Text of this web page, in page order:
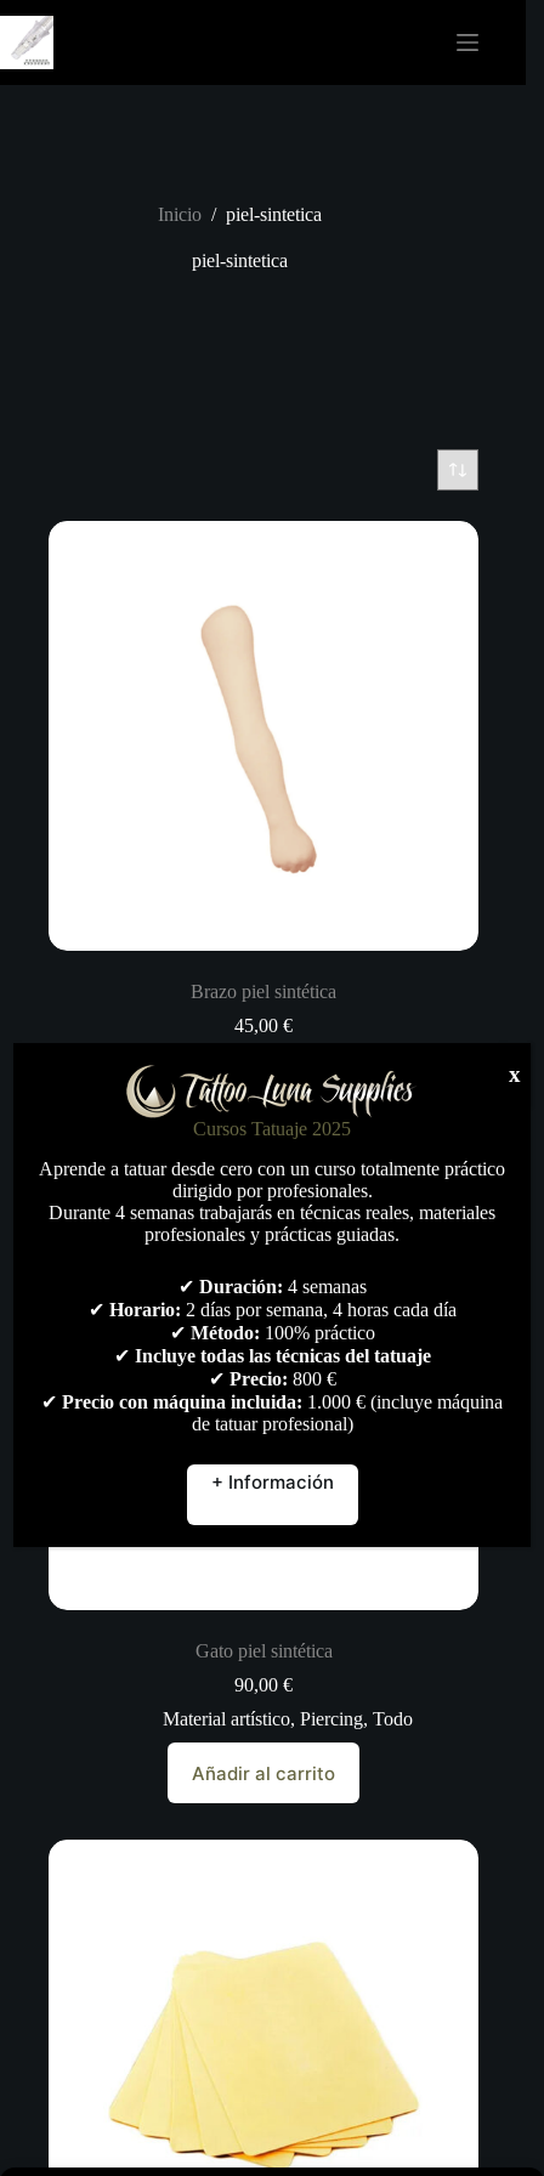
contenido
Inicio / piel-sintetica
piel-sintetica
Brazo piel sintética
45,00€
Añadir al carrito
Gato piel sintética
90,00€
Material artístico,Piercing,Todo
Añadir al carrito
Cursos Tatuaje 2025
Aprende a tatuar desde cero con un curso totalmente práctico
dirigido por profesionales.
Durante 4 semanas trabajarás en técnicas reales, materiales
profesionales y prácticas guiadas.
✔ Duración: 4 semanas
✔ Horario: 2 días por semana, 4 horas cada día
✔ Método: 100% práctico
✔ Incluye todas las técnicas del tatuaje
✔ Precio: 800 €
✔ Precio con máquina incluida: 1.000 € (incluye máquina
de tatuar profesional)
+ Información
x